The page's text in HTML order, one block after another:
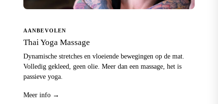
AANBEVOLEN
Thai Yoga Massage
Dynamische stretches en vloeiende bewegingen op de mat.
Volledig gekleed, geen olie. Meer dan een massage, het is
passieve yoga.
Meer info →